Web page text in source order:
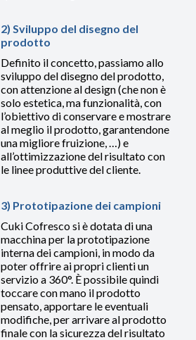
2) Sviluppo del disegno del
prodotto
Definito il concetto, passiamo allo
sviluppo del disegno del prodotto,
con attenzione al design (che non è
solo estetica, ma funzionalità, con
l’obiettivo di conservare e mostrare
al meglio il prodotto, garantendone
una migliore fruizione, …) e
all’ottimizzazione del risultato con
le linee produttive del cliente.
3) Prototipazione dei campioni
Cuki Cofresco si è dotata di una
macchina per la prototipazione
interna dei campioni, in modo da
poter offrire ai propri clienti un
servizio a 360°. È possibile quindi
toccare con mano il prodotto
pensato, apportare le eventuali
modifiche, per arrivare al prodotto
finale con la sicurezza del risultato